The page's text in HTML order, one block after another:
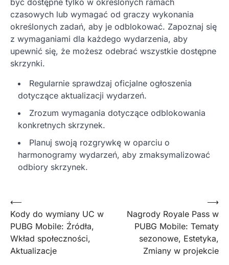
być dostępne tylko w określonych ramach
czasowych lub wymagać od graczy wykonania
określonych zadań, aby je odblokować. Zapoznaj się
z wymaganiami dla każdego wydarzenia, aby
upewnić się, że możesz odebrać wszystkie dostępne
skrzynki.
Regularnie sprawdzaj oficjalne ogłoszenia
dotyczące aktualizacji wydarzeń.
Zrozum wymagania dotyczące odblokowania
konkretnych skrzynek.
Planuj swoją rozgrywkę w oparciu o
harmonogramy wydarzeń, aby zmaksymalizować
odbiory skrzynek.
Post
navigation
⟵
Kody do wymiany UC w
PUBG Mobile: Źródła,
Wkład społeczności,
Aktualizacje
Nagrody Royale Pass w
PUBG Mobile: Tematy
sezonowe, Estetyka,
Zmiany w projekcie
⟶